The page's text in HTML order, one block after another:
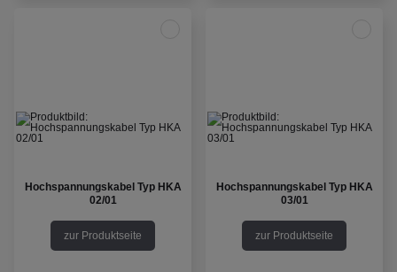
Hochspannungskabel Typ HKA
02/01
zur Produktseite
Hochspannungskabel Typ HKA
03/01
zur Produktseite